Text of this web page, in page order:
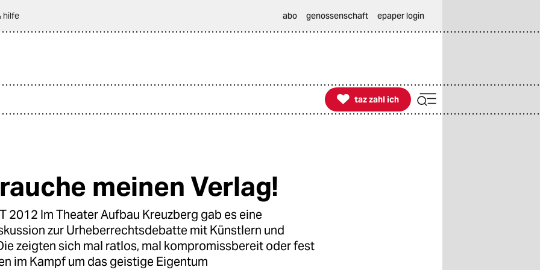
hilfe abo genossenschaft epaper login

taz zahl ich
taz zahl ich
meinen Verlag!
2012 Im Theater Aufbau Kreuzberg gab es eine
zur Urheberrechtsdebatte mit Künstlern und
zeigten sich mal ratlos, mal kompromissbereit oder fest
im Kampf um das geistige Eigentum